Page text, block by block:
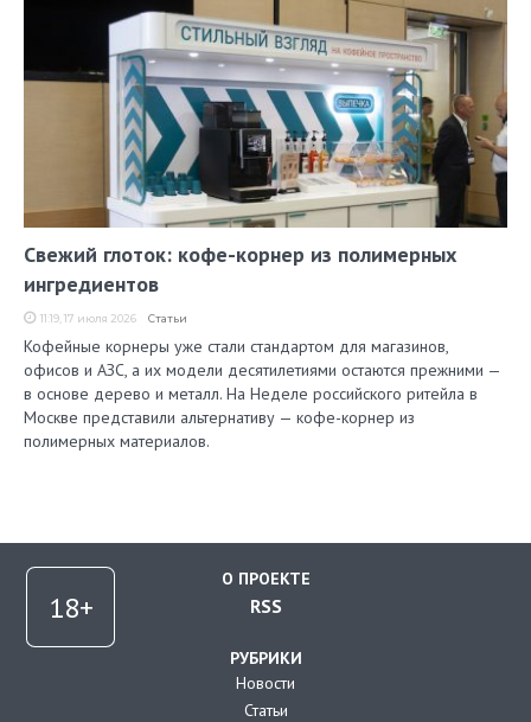
Свежий глоток: кофе-корнер из полимерных
ингредиентов
11:19, 17 июля 2026 Статьи
Кофейные корнеры уже стали стандартом для магазинов,
офисов и АЗС, а их модели десятилетиями остаются прежними —
в основе дерево и металл. На Неделе российского ритейла в
Москве представили альтернативу — кофе-корнер из
полимерных материалов.
О ПРОЕКТЕ
RSS
РУБРИКИ
Новости
Статьи